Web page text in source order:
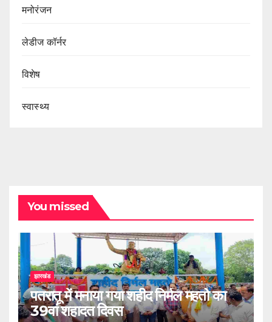
मनोरंजन
लेडीज कॉर्नर
विशेष
स्वास्थ्य
You missed
झारखंड
पतरातू में मनाया गया शहीद निर्मल महतो का
39वां शहादत दिवस